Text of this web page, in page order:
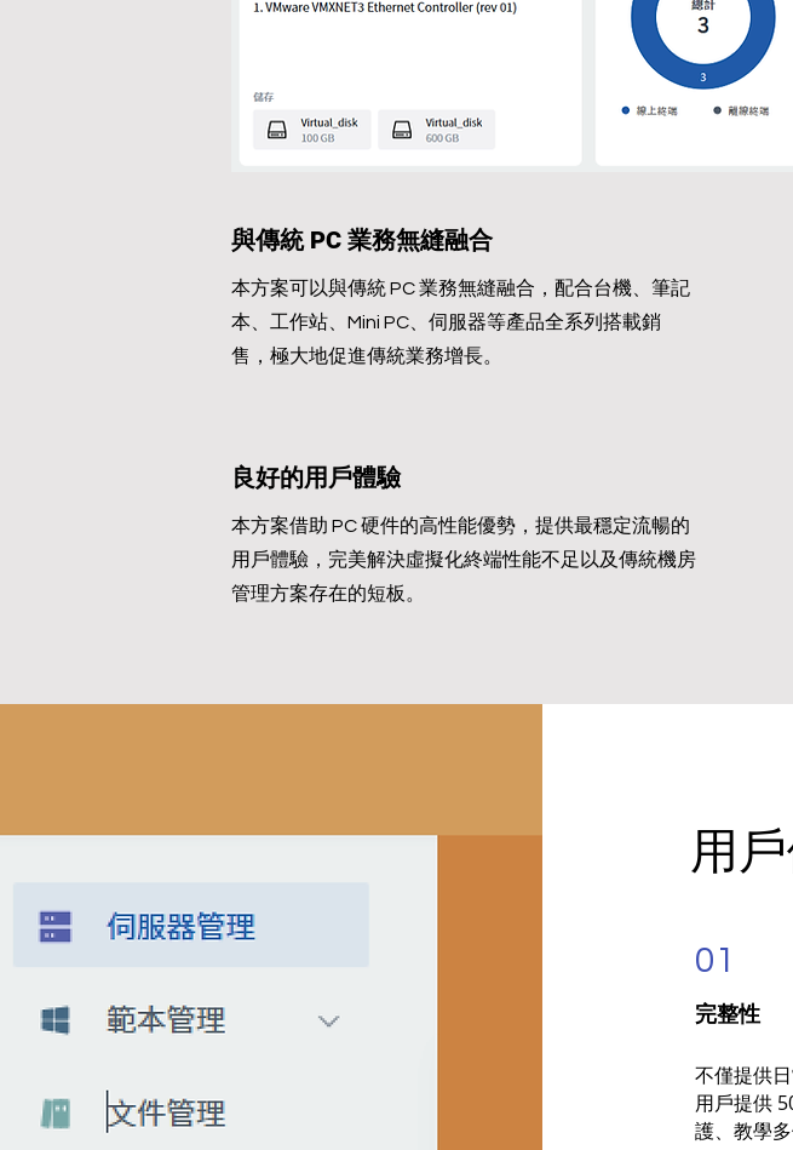
與傳統 PC 業務無縫融合
本方案可以與傳統 PC 業務無縫融合，配合台機、筆記
本、工作站、Mini PC、伺服器等產品全系列搭載銷
售，極大地促進傳統業務增長。
良好的用戶體驗
本方案借助 PC 硬件的高性能優勢，提供最穩定流暢的
用戶體驗，完美解決虛擬化終端性能不足以及傳統機房
管理方案存在的短板。
用戶
01
完整性
不僅提供
用戶提供
護、教學